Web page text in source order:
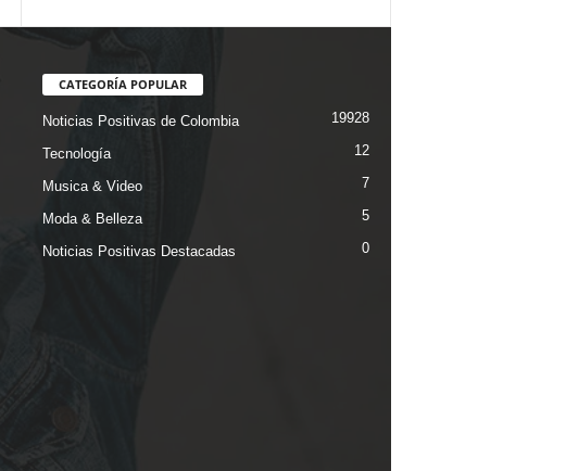
CATEGORÍA POPULAR
Noticias Positivas de Colombia 19928
Tecnología 12
Musica & Video 7
Moda & Belleza 5
Noticias Positivas Destacadas 0